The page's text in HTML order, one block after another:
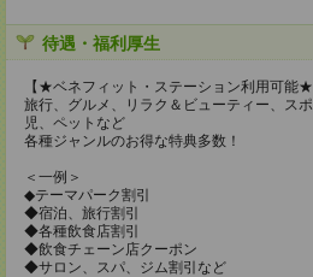
待遇・福利厚生
【★ベネフィット・ステーション利用可能★
旅行、グルメ、リラク＆ビューティー、ス
児、ペットなど
各種ジャンルのお得な特典多数！
＜一例＞
◆テーマパーク割引
◆宿泊、旅行割引
◆各種飲食店割引
◆飲食チェーン店クーポン
◆サロン、スパ、ジム割引など